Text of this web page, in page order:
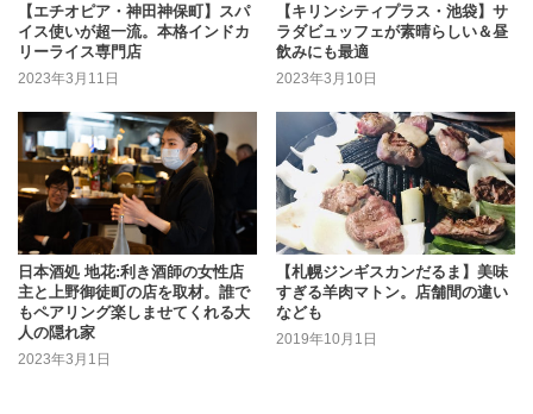
【エチオピア・神田神保町】スパ
イス使いが超一流。本格インドカ
リーライス専門店
2023年3月11日
【キリンシティプラス・池袋】サ
ラダビュッフェが素晴らしい＆昼
飲みにも最適
2023年3月10日
日本酒処 地花:利き酒師の女性店
主と上野御徒町の店を取材。誰で
もペアリング楽しませてくれる大
人の隠れ家
2023年3月1日
【札幌ジンギスカンだるま】美味
すぎる羊肉マトン。店舗間の違い
なども
2019年10月1日